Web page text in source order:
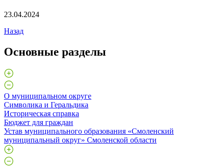
23.04.2024
Назад
Основные разделы
О муниципальном округе
Символика и Геральдика
Историческая справка
Бюджет для граждан
Устав муниципального образования «Смоленский
муниципальный округ» Смоленской области